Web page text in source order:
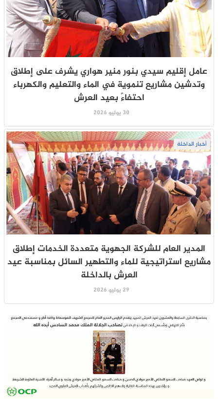
عامل إقليم سيدي بنور منير هواري يشرف على إطلاق
وتدشين مشاريع تنموية في الماء والتعليم والكهرباء
احتفاءً بعيد العرش
30 يوليو 2026
أخبار الداخلة
المدير العام للشركة الجهوية متعددة الخدمات إطلاق
مشاريع استراتيجية للماء والتطهير السائل بمناسبة عيد
العرش بالداخلة
29 يوليو 2026